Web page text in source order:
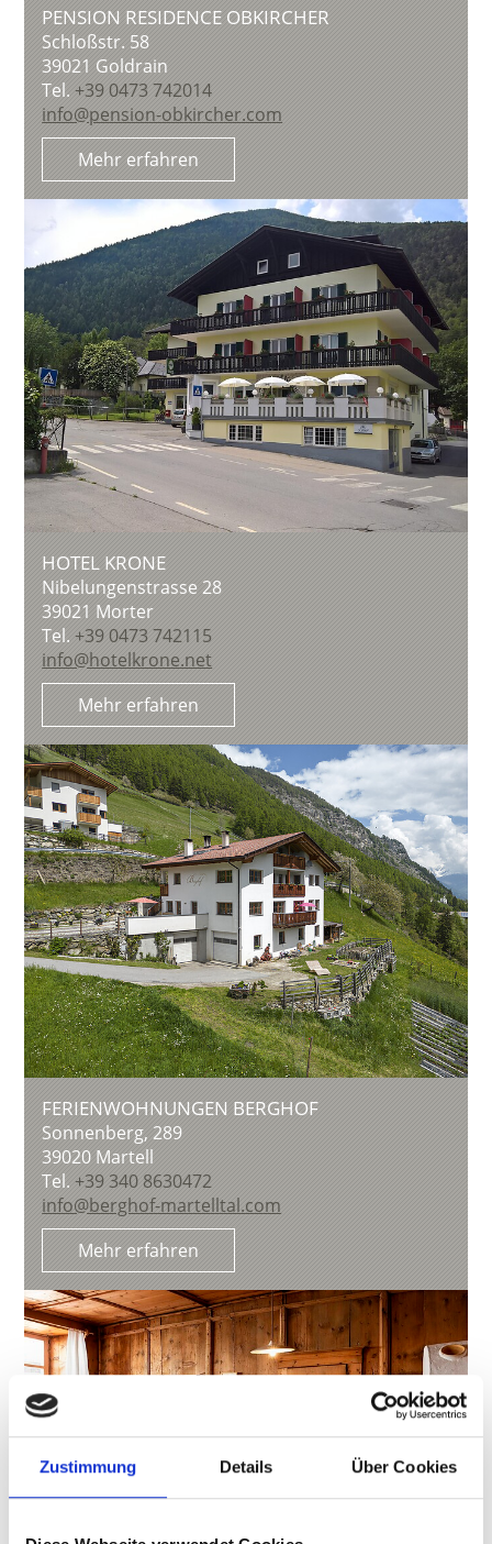
Zustimmung Details Über Cookies
PENSION RESIDENCE OBKIRCHER
Schloßstr. 58
39021 Goldrain
Tel.+39 0473 742014
info@pension-obkircher.com
Mehr erfahren
HOTEL KRONE
Nibelungenstrasse 28
39021 Morter
Tel.+39 0473 742115
info@hotelkrone.net
Mehr erfahren
FERIENWOHNUNGEN BERGHOF
Sonnenberg, 289
39020 Martell
Tel.+39 340 8630472
info@berghof-martelltal.com
Mehr erfahren